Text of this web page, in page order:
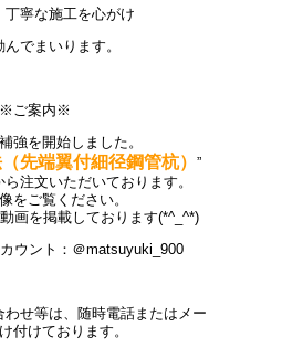
丁寧な施工を心がけ
でまいります。
※ご案内※
強を開始しました。
先端翼付細径鋼管杭） ”
注文いただいております。
をご覧ください。
画を掲載しております(*^_^*)
ウント：＠matsuyuki_900
せ等は、随時電話またはメー
付けております。